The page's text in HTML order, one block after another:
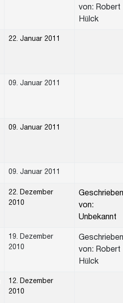
von: Robert
Hülck
22. Januar 2011
09. Januar 2011
09. Januar 2011
09. Januar 2011
22. Dezember
2010
Geschrieben
von:
Unbekannt
19. Dezember
2010
Geschrieben
von: Robert
Hülck
12. Dezember
2010